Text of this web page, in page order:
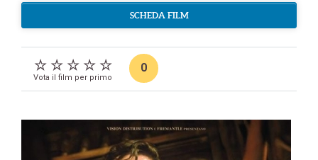
SCHEDA FILM
Vota il film per primo
0